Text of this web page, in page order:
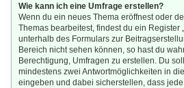
Wie kann ich eine Umfrage erstellen?
Wenn du ein neues Thema eröffnest oder
Themas bearbeitest, findest du ein Register
unterhalb des Formulars zur
Bereich nicht sehen können, so hast du
Berechtigung, Umfragen zu erstellen. Du
mindestens zwei Antwortmöglichkeiten in
eingeben und dabei sicherstellen, dass